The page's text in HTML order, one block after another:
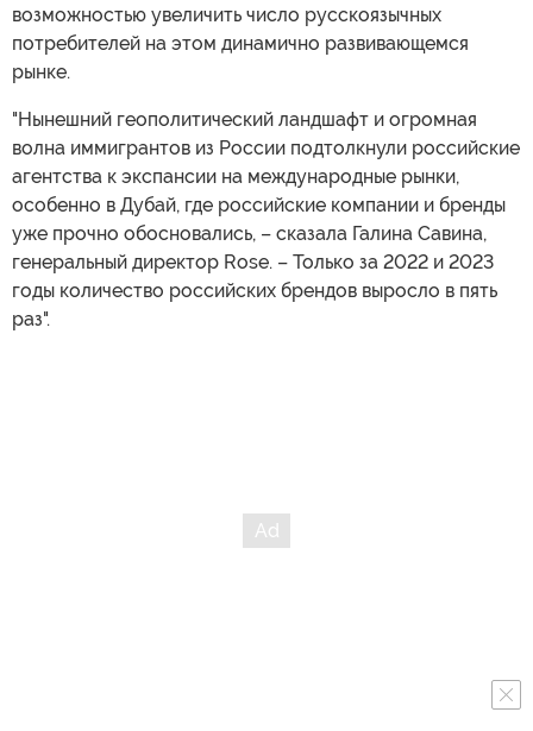
возможностью увеличить число русскоязычных
потребителей на этом динамично развивающемся
рынке.
"Нынешний геополитический ландшафт и огромная
волна иммигрантов из России подтолкнули российские
агентства к экспансии на международные рынки,
особенно в Дубай, где российские компании и бренды
уже прочно обосновались, – сказала Галина Савина,
генеральный директор Rose. – Только за 2022 и 2023
годы количество российских брендов выросло в пять
раз".